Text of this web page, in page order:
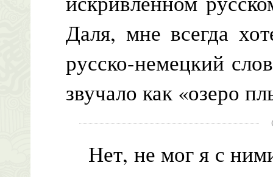
Даля, мне всегда
русско-немецкий
звучало как «озеро
Нет, не мог я с